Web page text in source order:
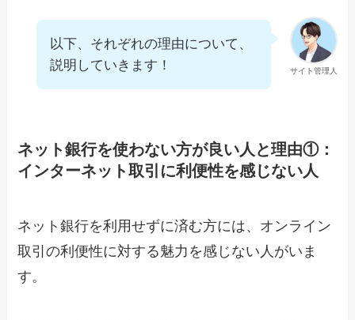
サイト管理人
以下、それぞれの理由について、
説明していきます！
ネット銀行を使わない方が良い人と理由①：
インターネット取引に利便性を感じない人
ネット銀行を利用せずに済む方には、オンライン
取引の利便性に対する魅力を感じない人がいま
す。